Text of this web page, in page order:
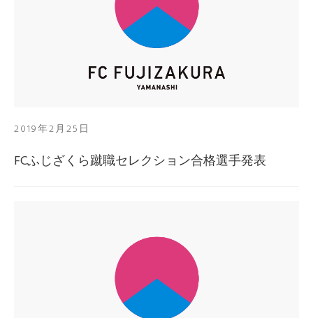
2019年2月25日
FCふじざくら蹴職セレクション合格選手発表